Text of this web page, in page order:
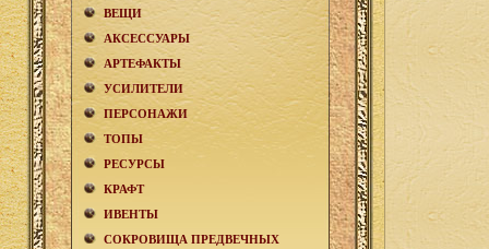
ВЕЩИ
АКCЕСCУАРЫ
АРТЕФАКТЫ
УСИЛИТЕЛИ
ПЕРСОНАЖИ
ТОПЫ
РЕСУРСЫ
КРАФТ
ИВЕНТЫ
СОКРОВИЩА ПРЕДВЕЧНЫХ